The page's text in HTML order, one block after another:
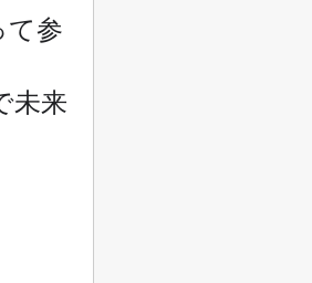
て参
未来